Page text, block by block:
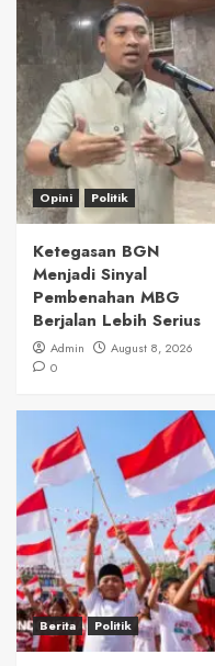
Opini Politik
Ketegasan BGN
Menjadi Sinyal
Pembenahan MBG
Berjalan Lebih Serius
Admin
August 8, 2026
0
Berita Politik